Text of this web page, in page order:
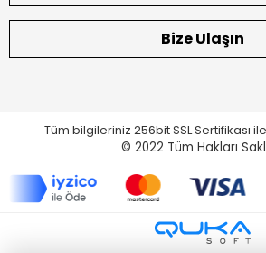
Bize Ulaşın
Tüm bilgileriniz 256bit SSL Sertifikası
© 2022 Tüm Hakları